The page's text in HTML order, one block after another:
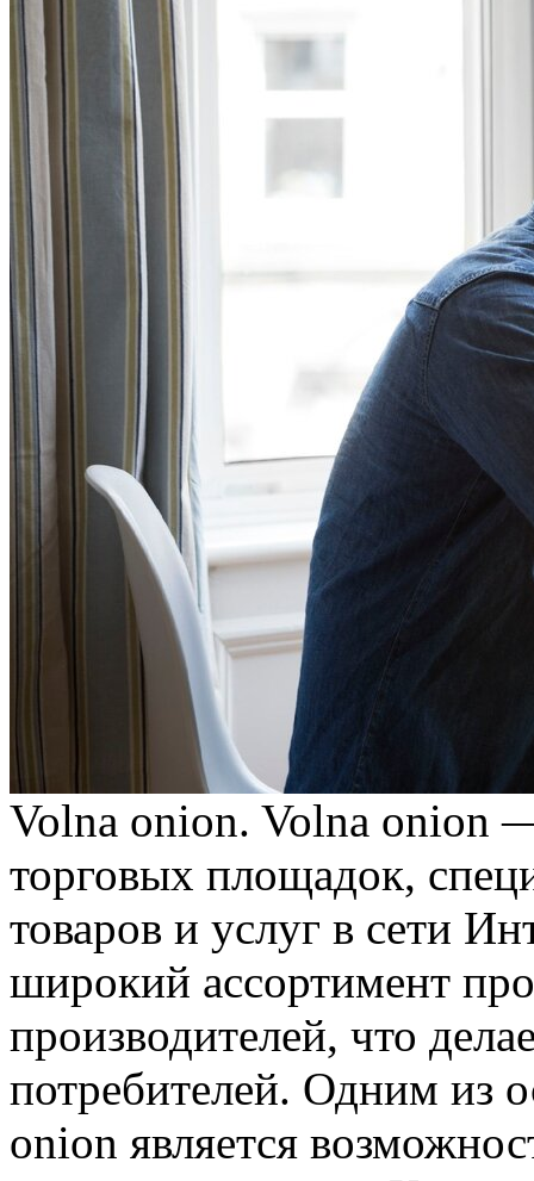
Volna onion. Volna onion
торговых площадок,
товаров и услуг в сети
широкий ассортимент
производителей, что
потребителей. Одним из
onion является